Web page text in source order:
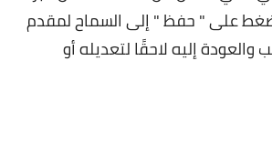
على " حفظ " إلى السماح لمقدم
والعودة إليه لاحقًا لتعديله أو